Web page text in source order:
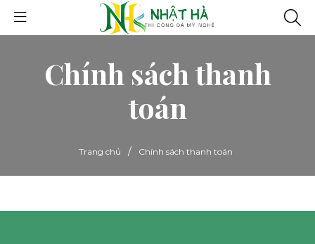
Chính sách thanh
toán
Trang chủ / Chính sách thanh toán